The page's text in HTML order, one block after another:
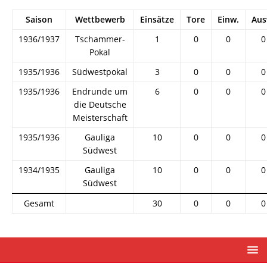
Saison Wettbewerb Einsätze Tore Einw.
1936/1937
Tschammer-
Pokal
1 0 0 0
1935/1936 Südwestpokal 3 0 0
0
1935/1936
Endrunde um
die Deutsche
Meisterschaft
6 0 0 0
1935/1936
Gauliga
Südwest
10 0 0 0
1934/1935
Gauliga
Südwest
10 0 0 0
Gesamt 30 0 0 0